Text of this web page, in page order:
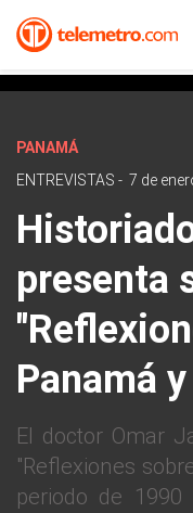
PANAMÁ
ENTREVISTAS - 7 de
presenta
Panamá
El doctor Omar
"Reflexiones
periodo de